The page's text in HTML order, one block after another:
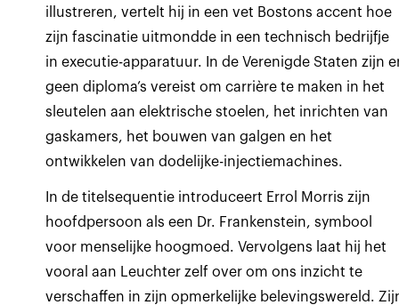
illustreren, vertelt hij in een vet Bostons accent hoe
zijn fascinatie uitmondde in een technisch bedrijfje
in executie-apparatuur. In de Verenigde Staten zijn
geen diploma’s vereist om carrière te maken in het
sleutelen aan elektrische stoelen, het inrichten van
gaskamers, het bouwen van galgen en het
ontwikkelen van dodelijke-injectiemachines.
In de titelsequentie introduceert Errol Morris zijn
hoofdpersoon als een Dr. Frankenstein, symbool
voor menselijke hoogmoed. Vervolgens laat hij het
vooral aan Leuchter zelf over om ons inzicht te
verschaffen in zijn opmerkelijke belevingswereld.